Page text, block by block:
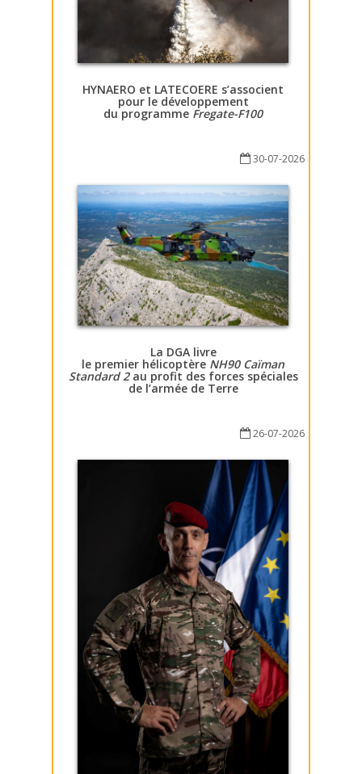
HYNAERO et LATECOERE s’associent
pour le développement
du programme Fregate-F100
30-07-2026
La DGA livre
le premier hélicoptère NH90 Caïman
Standard 2au profit des forces spéciales
de l’armée de Terre
26-07-2026